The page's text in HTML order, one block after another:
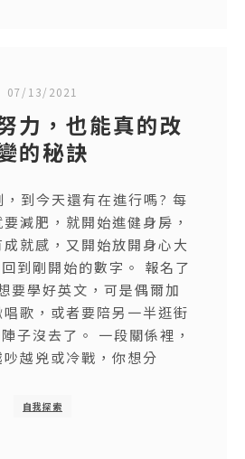
07/13/2021
力，也能真的改
的秘訣
到今天還有在進行嗎? 每
減肥，就開始進健身房，
就感，又開始放開身心大
到剛開始的數字。 報名了
要學好英文，可是偶爾加
歌，或者要陪另一半逛街
子沒去了。 一段關係裡，
越兇或冷戰，你想分
自我探索